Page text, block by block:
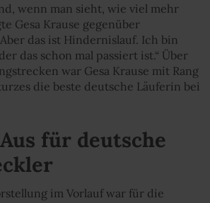
wenn man sieht, wie viel mehr
Gesa Krause gegenüber
das ist Hindernislauf. Ich bin
das schon mal passiert ist.“ Über
war Gesa Krause mit Rang
die beste deutsche Läuferin bei
für deutsche
im Vorlauf war für die